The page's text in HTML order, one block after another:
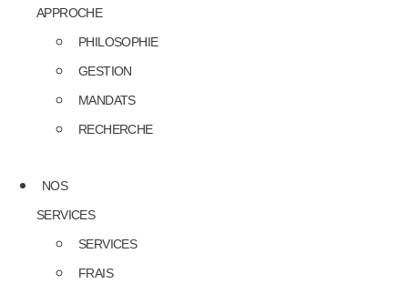
APPROCHE
PHILOSOPHIE
GESTION
MANDATS
RECHERCHE
NOS
SERVICES
SERVICES
FRAIS